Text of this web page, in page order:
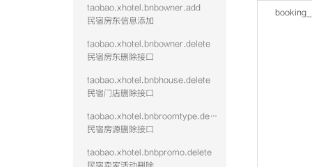
taobao.xhotel.bnbowner.add
民宿房东信息添加
taobao.xhotel.bnbowner.delete
民宿房东删除接口
taobao.xhotel.bnbhouse.delete
民宿门店删除接口
taobao.xhotel.bnbroomtype.delete
民宿房源删除接口
taobao.xhotel.bnbpromo.delete